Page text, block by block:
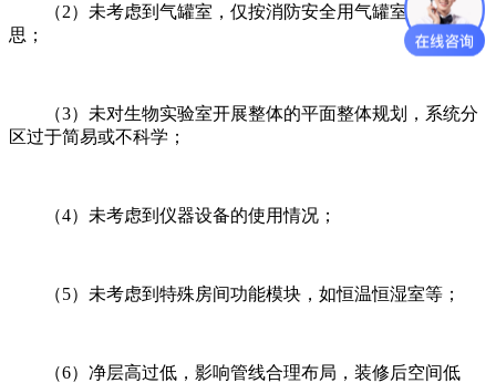
（2）未考虑到气罐室，仅按消防安全用气罐室设计构
思；
（3）未对生物实验室开展整体的平面整体规划，系统分
区过于简易或不科学；
（4）未考虑到仪器设备的使用情况；
（5）未考虑到特殊房间功能模块，如恒温恒湿室等；
（6）净层高过低，影响管线合理布局，装修后空间低